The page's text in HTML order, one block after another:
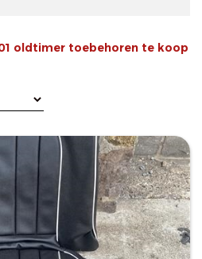
oldtimer toebehoren te koop